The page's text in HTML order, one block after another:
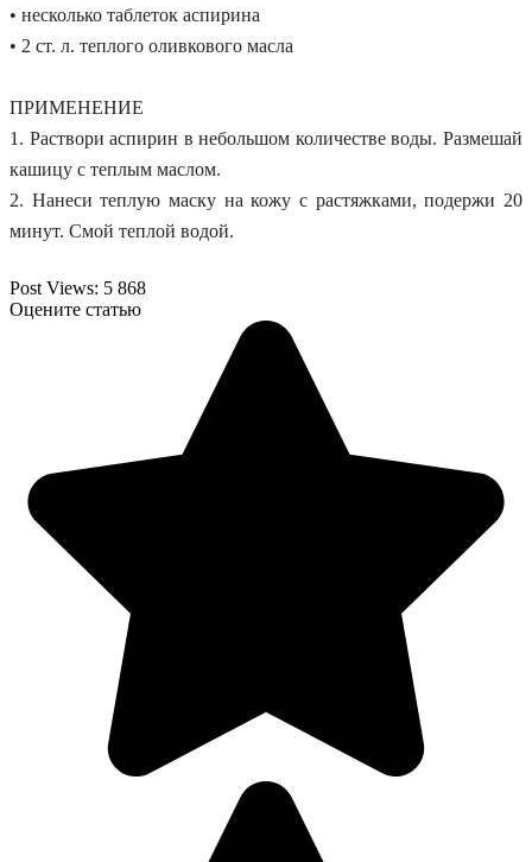
• несколько таблеток аспирина
• 2 ст. л. теплого оливкового масла
ПРИМЕНЕНИЕ
1. Раствори аспирин в небольшом количестве воды. Размешай
кашицу с теплым маслом.
2. Нанеси теплую маску на кожу с растяжками, подержи 20
минут. Смой теплой водой.
Post Views: 5 868
Оцените статью